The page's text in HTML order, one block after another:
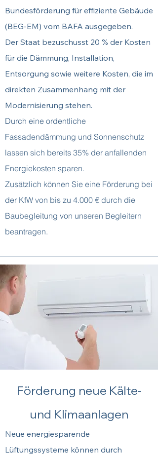
Bundesförderung für effiziente Gebäude
(BEG-EM) vom BAFA ausgegeben.
Der Staat bezuschusst 20 % der Kosten
für die Dämmung, Installation,
Entsorgung sowie weitere Kosten, die im
direkten Zusammenhang mit der
Modernisierung stehen.
Durch eine ordentliche
Fassadendämmung und Sonnenschutz
lassen sich bereits 35% der anfallenden
Energiekosten sparen.
Zusätzlich können Sie eine Förderung bei
der KfW von bis zu 4.000 € durch die
Baubegleitung von unseren Begleitern
beantragen.
Förderung neue Kälte-
und Klimaanlagen
Neue energiesparende
Lüftungssysteme können durch